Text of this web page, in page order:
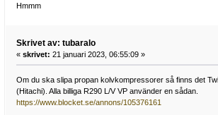
Hmmm
Skrivet av: tubaralo
« skrivet: 21 januari 2023, 06:55:09 »
Om du ska slipa propan kolvkompressorer så finns det
(Hitachi). Alla billiga R290 L/V VP använder en sådan.
https://www.blocket.se/annons/105376161